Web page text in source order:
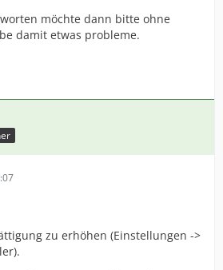
möchte dann bitte ohne
damit etwas probleme.
zu erhöhen (Einstellungen ->